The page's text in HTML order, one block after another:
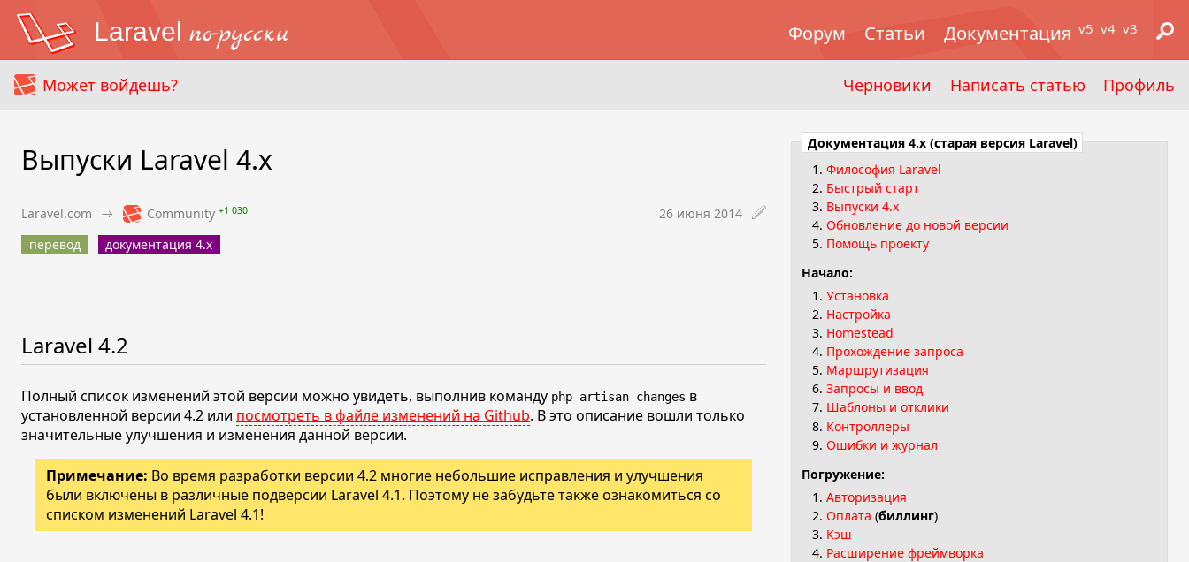
Laravel по-русски Форум Статьи Документация v5 v4 v3
Может войдёшь? Черновики Написать статью Профиль
Выпуски Laravel 4.x
Laravel.com → Community +1 030
26 июня 2014
перевод
документация 4.x
Laravel 4.2
Полный список изменений этой версии можно увидеть, выполнив команду php artisan changes в
установленной версии 4.2 или посмотреть в файле изменений на Github. В это описание вошли только
значительные улучшения и изменения данной версии.
Примечание: Во время разработки версии 4.2 многие небольшие исправления и улучшения
были включены в различные подверсии Laravel 4.1. Поэтому не забудьте также ознакомиться со
списком изменений Laravel 4.1!
Документация 4.x (старая версия Laravel)
Философия Laravel
Быстрый старт
Выпуски 4.x
Обновление до новой версии
Помощь проекту
Начало:
Установка
Настройка
Homestead
Прохождение запроса
Маршрутизация
Запросы и ввод
Шаблоны и отклики
Контроллеры
Ошибки и журнал
Погружение:
Авторизация
Оплата (биллинг)
Кэш
Расширение фреймворка